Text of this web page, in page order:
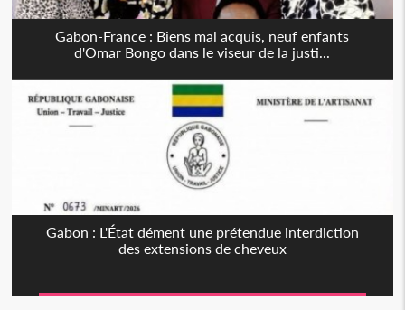
Gabon-France : Biens mal acquis, neuf enfants
d'Omar Bongo dans le viseur de la justi...
Gabon : L'État dément une prétendue interdiction
des extensions de cheveux